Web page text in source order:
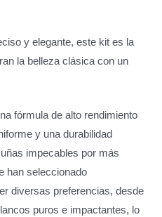
y elegante, este kit es la
la belleza clásica con un
fórmula de alto rendimiento
y una durabilidad
impecables por más
han seleccionado
diversas preferencias, desde
puros e impactantes, lo